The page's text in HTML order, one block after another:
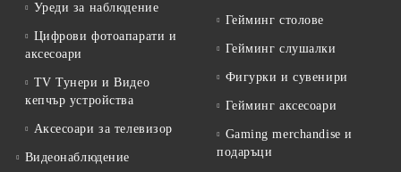
Уреди за наблюдение
Цифрови фотоапарати и
аксесоари
TV Тунери и Видео
кепчър устройства
Аксесоари за телевизор
Видеонаблюдение
Гейминг столове
Гейминг слушалки
Фигурки и сувенири
Гейминг аксесоари
Gaming merchandise и
подаръци